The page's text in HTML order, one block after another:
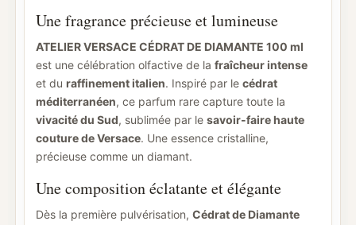
Une fragrance précieuse et lumineuse
ATELIER VERSACE CÉDRAT DE DIAMANTE 100 ml
est une célébration olfactive de la fraîcheur intense
et du raffinement italien. Inspiré par le cédrat
méditerranéen, ce parfum rare capture toute la
vivacité du Sud, sublimée par le savoir-faire haute
couture de Versace. Une essence cristalline,
précieuse comme un diamant.
Une composition éclatante et élégante
Dès la première pulvérisation, Cédrat de Diamante